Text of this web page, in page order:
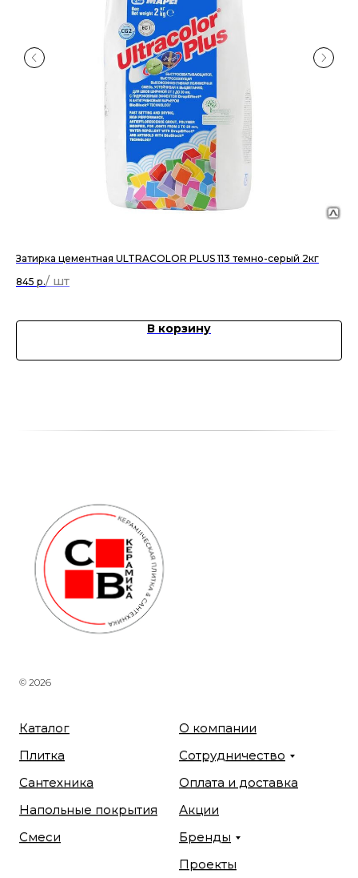
Затирка цементная ULTRACOLOR PLUS 113 темно-серый 2кг
845 р.
В корзину
© 2026
Каталог
Плитка
Сантехника
Напольные покрытия
Смеси
О компании
Сотрудничество
Оплата и доставка
Акции
Бренды
Проекты